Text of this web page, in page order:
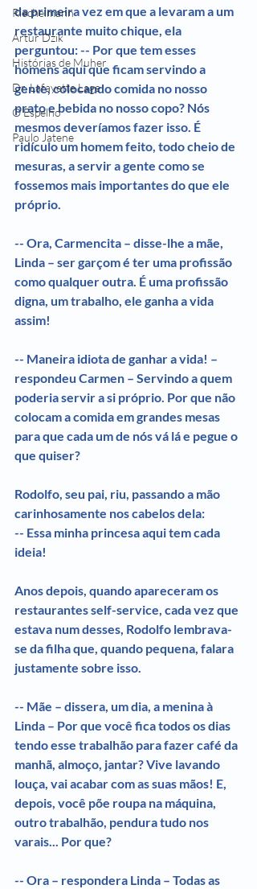
Riechelmann
Artur Dzik
Histórias de Muher
Dr. Lafayette Lage
O Espelho
Paulo Jatene
da primeira vez em que a levaram a um
restaurante muito chique, ela
perguntou: -- Por que tem esses
homens aqui que ficam servindo a
gente, colocando comida no nosso
prato e bebida no nosso copo? Nós
mesmos deveríamos fazer isso. É
ridículo um homem feito, todo cheio de
mesuras, a servir a gente como se
fossemos mais importantes do que ele
próprio.
-- Ora, Carmencita – disse-lhe a mãe,
Linda – ser garçom é ter uma profissão
como qualquer outra. É uma profissão
digna, um trabalho, ele ganha a vida
assim!
-- Maneira idiota de ganhar a vida! –
respondeu Carmen – Servindo a quem
poderia servir a si próprio. Por que não
colocam a comida em grandes mesas
para que cada um de nós vá lá e pegue o
que quiser?
Rodolfo, seu pai, riu, passando a mão
carinhosamente nos cabelos dela:
-- Essa minha princesa aqui tem cada
ideia!
Anos depois, quando apareceram os
restaurantes self-service, cada vez que
estava num desses, Rodolfo lembrava-
se da filha que, quando pequena, falara
justamente sobre isso.
-- Mãe – dissera, um dia, a menina à
Linda – Por que você fica todos os dias
tendo esse trabalhão para fazer café da
manhã, almoço, jantar? Vive lavando
louça, vai acabar com as suas mãos! E,
depois, você põe roupa na máquina,
outro trabalhão, pendura tudo nos
varais... Por que?
-- Ora – respondera Linda – Todas as